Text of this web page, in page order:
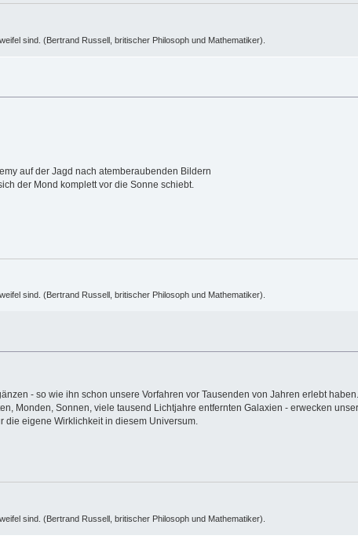
sind. (Bertrand Russell, britischer Philosoph und Mathematiker).
auf der Jagd nach atemberaubenden Bildern
der Mond komplett vor die Sonne schiebt.
sind. (Bertrand Russell, britischer Philosoph und Mathematiker).
- so wie ihn schon unsere Vorfahren vor Tausenden von Jahren erlebt haben.
Monden, Sonnen, viele tausend Lichtjahre entfernten Galaxien - erwecken
die eigene Wirklichkeit in diesem Universum.
sind. (Bertrand Russell, britischer Philosoph und Mathematiker).